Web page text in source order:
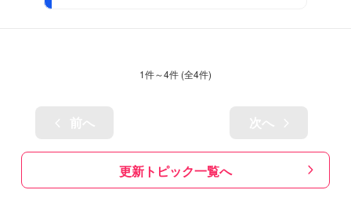
1件～4件 (全4件)
更新トピック一覧へ